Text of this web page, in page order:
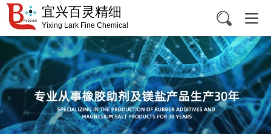
宜兴百灵精细
Yixing Lark Fine Chemical